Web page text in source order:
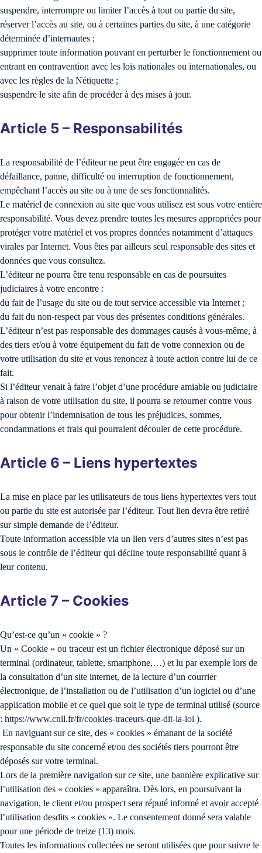
suspendre, interrompre ou limiter l’accès à tout ou partie du site,
réserver l’accès au site, ou à certaines parties du site, à une catégorie
déterminée d’internautes ;
supprimer toute information pouvant en perturber le fonctionnement ou
entrant en contravention avec les lois nationales ou internationales, ou
avec les règles de la Nétiquette ;
suspendre le site afin de procéder à des mises à jour.
Article 5 – Responsabilités
La responsabilité de l’éditeur ne peut être engagée en cas de
défaillance, panne, difficulté ou interruption de fonctionnement,
empêchant l’accès au site ou à une de ses fonctionnalités.
Le matériel de connexion au site que vous utilisez est sous votre entière
responsabilité. Vous devez prendre toutes les mesures appropriées pour
protéger votre matériel et vos propres données notamment d’attaques
virales par Internet. Vous êtes par ailleurs seul responsable des sites et
données que vous consultez.
L’éditeur ne pourra être tenu responsable en cas de poursuites
judiciaires à votre encontre :
du fait de l’usage du site ou de tout service accessible via Internet ;
du fait du non-respect par vous des présentes conditions générales.
L’éditeur n’est pas responsable des dommages causés à vous-même, à
des tiers et/ou à votre équipement du fait de votre connexion ou de
votre utilisation du site et vous renoncez à toute action contre lui de ce
fait.
Si l’éditeur venait à faire l’objet d’une procédure amiable ou judiciaire
à raison de votre utilisation du site, il pourra se retourner contre vous
pour obtenir l’indemnisation de tous les préjudices, sommes,
condamnations et frais qui pourraient découler de cette procédure.
Article 6 – Liens hypertextes
La mise en place par les utilisateurs de tous liens hypertextes vers tout
ou partie du site est autorisée par l’éditeur. Tout lien devra être retiré
sur simple demande de l’éditeur.
Toute information accessible via un lien vers d’autres sites n’est pas
sous le contrôle de l’éditeur qui décline toute responsabilité quant à
leur contenu.
Article 7 – Cookies
Qu’est-ce qu’un « cookie » ?
Un « Cookie » ou traceur est un fichier électronique déposé sur un
terminal (ordinateur, tablette, smartphone,…) et lu par exemple lors de
la consultation d’un site internet, de la lecture d’un courrier
électronique, de l’installation ou de l’utilisation d’un logiciel ou d’une
application mobile et ce quel que soit le type de terminal utilisé (source
: https://www.cnil.fr/fr/cookies-traceurs-que-dit-la-loi ).
En naviguant sur ce site, des « cookies » émanant de la société
responsable du site concerné et/ou des sociétés tiers pourront être
déposés sur votre terminal.
Lors de la première navigation sur ce site, une bannière explicative sur
l’utilisation des « cookies » apparaîtra. Dès lors, en poursuivant la
navigation, le client et/ou prospect sera réputé informé et avoir accepté
l’utilisation desdits « cookies ». Le consentement donné sera valable
pour une période de treize (13) mois.
Toutes les informations collectées ne seront utilisées que pour suivre le